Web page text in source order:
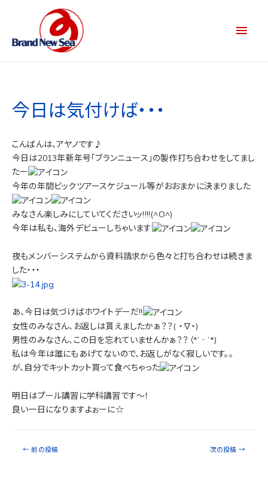
今日は気付けば・・・
こんばんは、アヤノです♪
今日は2013年新年号「ブランニュース」の製作打ち合わせをしてまし
たー
今年の年間ビックツアースケジュール等がおおまかに決まりました
みなさん楽しみにしていてくださいッ!!!!(^O^)
今年は私も、海外デビューしちゃいます
夜もメンバーシステムから資料請求から色々と打ち合わせは続きま
した・・・
あ、今日は気づけばホワイトデーだ!!
女性のみなさん、お返しは貰えましたかぁ？？( ・∇・)
男性のみなさん、この日を忘れていませんかぁ？？（*’‐’*)
私は今年は誰にもあげてないので、お返しがなく寂しいです。。
が、自分でキットカット買って食べちゃった
明日はプール講習に学科講習です～！
良い一日になりますよぉーに☆
← 前の投稿 次の投稿 →